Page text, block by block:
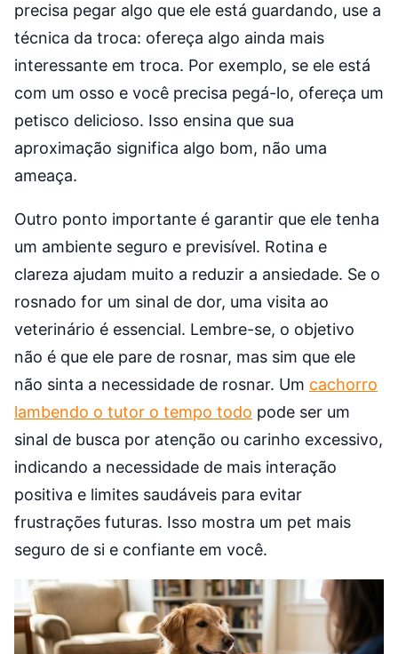
precisa pegar algo que ele está guardando, use a
técnica da troca: ofereça algo ainda mais
interessante em troca. Por exemplo, se ele está
com um osso e você precisa pegá-lo, ofereça um
petisco delicioso. Isso ensina que sua
aproximação significa algo bom, não uma
ameaça.
Outro ponto importante é garantir que ele tenha
um ambiente seguro e previsível. Rotina e
clareza ajudam muito a reduzir a ansiedade. Se o
rosnado for um sinal de dor, uma visita ao
veterinário é essencial. Lembre-se, o objetivo
não é que ele pare de rosnar, mas sim que ele
não sinta a necessidade de rosnar. Um cachorro
lambendo o tutor o tempo todo pode ser um
sinal de busca por atenção ou carinho excessivo,
indicando a necessidade de mais interação
positiva e limites saudáveis para evitar
frustrações futuras. Isso mostra um pet mais
seguro de si e confiante em você.